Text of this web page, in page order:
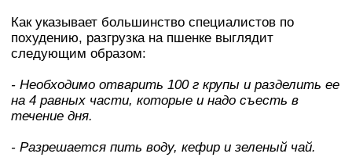
Как указывает большинство специалистов по
похудению, разгрузка на пшенке выглядит
следующим образом:
- Необходимо отварить 100 г крупы и разделить ее
на 4 равных части, которые и надо съесть в
течение дня.
- Разрешается пить воду, кефир и зеленый чай.